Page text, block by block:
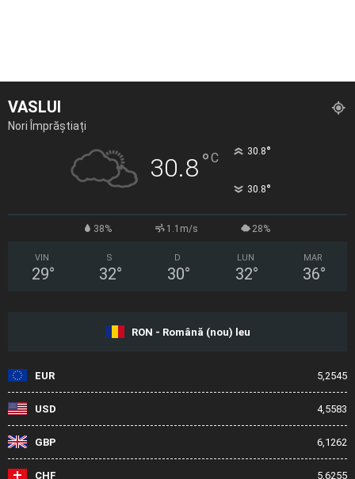
VASLUI
Nori Împrăștiați
30.8°C 30.8°
30.8°
38% 1.1m/s 28%
VIN
29°
S
32°
D
30°
LUN
32°
MAR
36°
RON - Română (nou) leu
EUR 5,2545
USD 4,5583
GBP 6,1262
CHF 5,6255